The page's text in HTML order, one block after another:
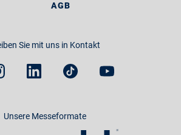
AGB
Sie mit uns in Kontakt
Unsere Messeformate